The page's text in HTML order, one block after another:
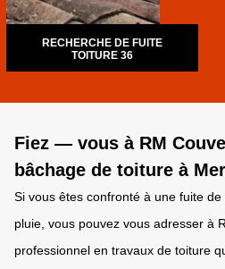
RECHERCHE DE FUITE
TOITURE 36
Fiez — vous à RM
bâchage de toiture à
Si vous êtes confronté à une fuite
pluie, vous pouvez vous adresser à
professionnel en travaux de toiture